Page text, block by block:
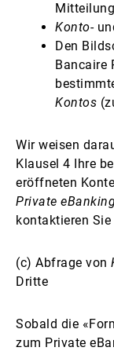
Konto-
Den
Bancaire
Kontos
Wir weisen
Klausel 4 Ihre
eröffneten
Private
kontaktieren
(c) Abfrage von
Dritte
Sobald die
zum Private